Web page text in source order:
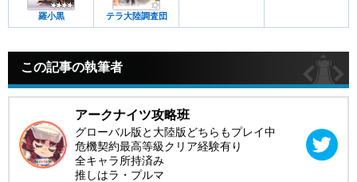
羅小黒 テラ大陸調査団
この記事の執筆者
アークナイツ攻略班
グローバル版と大陸版どちらもプレイ中
危機契約最高等級クリア経験有り
全キャラ所持済み
推しはラ・プルマ